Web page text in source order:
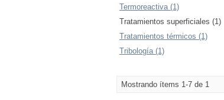
Termoreactiva (1)
Tratamientos superficiales (1)
Tratamientos térmicos (1)
Tribología (1)
Mostrando ítems 1-7 de 1